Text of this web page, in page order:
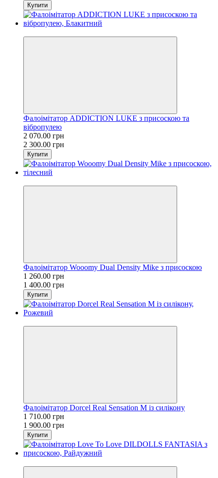
Купити
Фалоімітатор ADDICTION LUKE з присоскою та
вібропулею
2 070.00 грн
2 300.00 грн
Купити
Фалоімітатор Wooomy Dual Density Mike з присоскою
1 260.00 грн
1 400.00 грн
Купити
Фалоімітатор Dorcel Real Sensation M із силікону
1 710.00 грн
1 900.00 грн
Купити